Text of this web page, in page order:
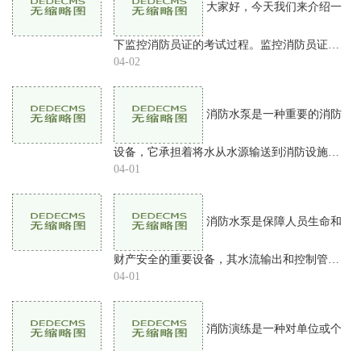
下监控消防员证的考试过程。监控消防员证是
指在特定的时刻和场合下对火灾等相关情况进
可以在一定程度上提
04-02
设备，它承担着将水从水源输送到消防设施及
灭火现场的重要任务。在市场上，消防水泵品
用场所。但是，哪一
04-01
财产安全的重要设备，其水流输出和控制管路
的设计和材料的选择都直接影响消防效果。在
是什么？它的作用是
04-01